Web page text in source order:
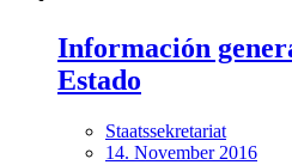
Información
Estado
Staatssekretariat
14. November 2016